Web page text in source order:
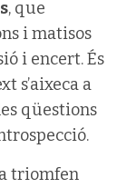
, que
i matisos
i encert. És
s’aixeca a
qüestions
triomfen